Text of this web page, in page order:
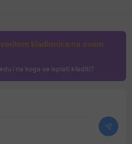
kladionica na ovom
i na koga se isplati kladiti?